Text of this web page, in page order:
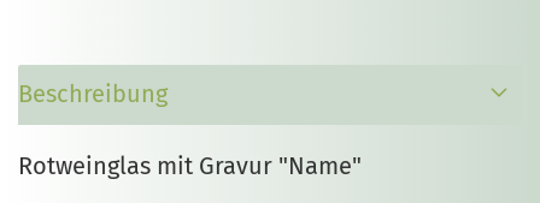
Beschreibung
Rotweinglas mit Gravur "Name"